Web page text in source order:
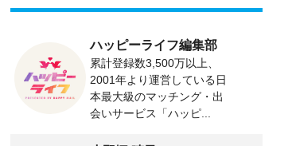
ハッピーライフ編集部
累計登録数3,500万以上、
2001年より運営している日
本最大級のマッチング・出
会いサービス「ハッピ...